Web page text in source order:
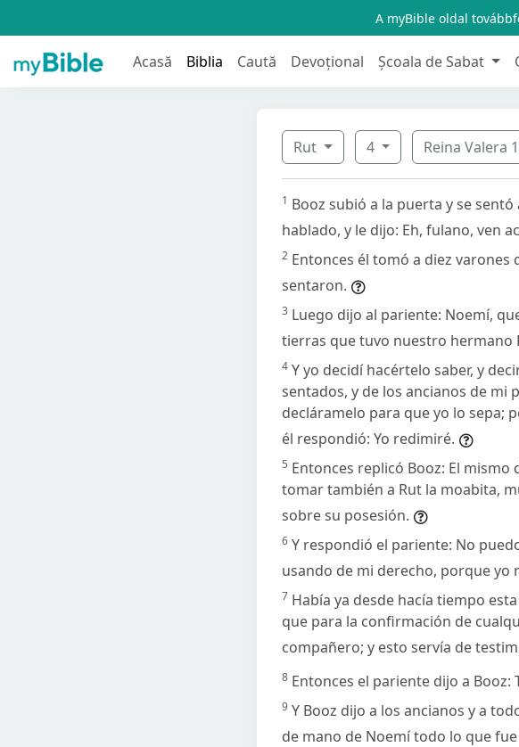
A myBible oldal
Acasă Biblia Caută Devoțional Școala de Sabat
Rut 4 Reina Valera
1 Booz subió a la puerta y se
hablado, y le dijo: Eh, fulano, ven
2 Entonces él tomó a diez varones
sentaron.
3 Luego dijo al pariente: Noemí,
tierras que tuvo nuestro hermano
4 Y yo decidí hacértelo saber, y
sentados, y de los ancianos de mi
decláramelo para que yo lo sepa;
él respondió: Yo redimiré.
5 Entonces replicó Booz: El
tomar también a Rut la moabita,
sobre su posesión.
6 Y respondió el pariente: No
usando de mi derecho, porque yo
7 Había ya desde hacía tiempo
que para la confirmación de
compañero; y esto servía de
8 Entonces el pariente dijo a Booz:
9 Y Booz dijo a los ancianos y a
de mano de Noemí todo lo que